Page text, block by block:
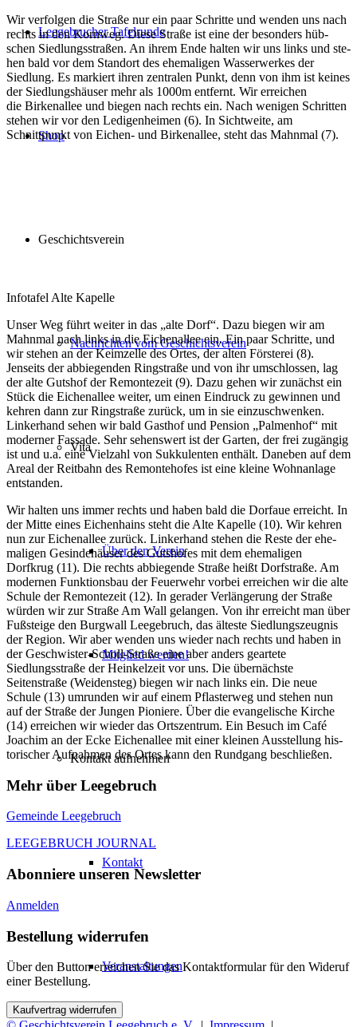
Leegebrucher Tafelrunde
Shop
Geschichtsverein
Nachrichten vom Geschichtsverein
Vita
Über den Verein
Mitglied werden!
Kontakt aufnehmen
Kontakt
Veranstaltungen
Wir ver­fol­gen die Straße nur ein paar Schritte und wen­den uns nach
rechts in den Kornweg. Diese Straße ist eine der beson­ders hüb­
schen Siedlungsstraßen. An ihrem Ende hal­ten wir uns links und ste­
hen bald vor dem Standort des ehe­ma­li­gen Wasserwerkes der
Siedlung. Es mar­kiert ihren zen­tra­len Punkt, denn von ihm ist kei­nes
der Siedlungshäuser mehr als 1000m ent­fernt. Wir errei­chen
die Birkenallee und bie­gen nach rechts ein. Nach weni­gen Schritten
ste­hen wir vor den Ledigenheimen (6). In Sichtweite, am
Schnittpunkt von Eichen- und Birkenallee, steht das Mahnmal (7).
Infotafel Alte Kapelle
Unser Weg führt wei­ter in das „alte Dorf“. Dazu bie­gen wir am
Mahnmal nach links in die Eichenallee ein. Ein paar Schritte, und
wir ste­hen an der Keimzelle des Ortes, der alten Försterei (8).
Jenseits der abbie­gen­den Ringstraße und von ihr umschlos­sen, lag
der alte Gutshof der Remontezeit (9). Dazu gehen wir zunächst ein
Stück die Eichenallee wei­ter, um einen Eindruck zu gewin­nen und
keh­ren dann zur Ringstraße zurück, um in sie ein­zu­schwen­ken.
Linkerhand sehen wir bald Gasthof und Pension „Palmenhof“ mit
moder­ner Fassade. Sehr sehens­wert ist der Garten, der frei zugän­gig
ist und u.a. eine Vielzahl von Sukkulenten ent­hält. Daneben auf dem
Areal der Reitbahn des Remontehofes ist eine klei­ne Wohnanlage
entstanden.
Wir hal­ten uns immer rechts und haben bald die Dorfaue erreicht. In
der Mitte eines Eichenhains steht die Alte Kapelle (10). Wir keh­ren
nun zur Eichenallee zurück. Linkerhand ste­hen die Reste der ehe­
ma­li­gen Gesindehäuser des Gutshofes mit dem ehe­ma­li­gen
Dorfkrug (11). Die rechts abbie­gen­de Straße heißt Dorfstraße. Am
moder­nen Funktionsbau der Feuerwehr vor­bei errei­chen wir die alte
Schule der Remontezeit (12). In gera­der Verlängerung der Straße
wür­den wir zur Straße Am Wall gelan­gen. Von ihr erreicht man über
Fußsteige den Burgwall Leegebruch, das ältes­te Siedlungszeugnis
der Region. Wir aber wen­den uns wie­der nach rechts und haben in
der Geschwister-Scholl-Straße eine aber anders gear­te­te
Siedlungsstraße der Heinkelzeit vor uns. Die über­nächs­te
Seitenstraße (Weidensteg) bie­gen wir nach links ein. Die neue
Schule (13) umrun­den wir auf einem Pflasterweg und ste­hen nun
auf der Straße der Jungen Pioniere. Über die evan­ge­li­sche Kirche
(14) errei­chen wir wie­der das Ortszentrum. Ein Besuch im Café
Joachim an der Ecke Eichenallee mit einer klei­nen Ausstellung his­
to­ri­scher Aufnahmen des Ortes kann den Rundgang beschließen.
Mehr über Leegebruch
Gemeinde Leegebruch
LEEGEBRUCH JOURNAL
Abonniere unseren Newsletter
Anmelden
Bestellung widerrufen
Über den Button erreichen Sie das Kontaktformular für den Wideruf
einer Bestellung.
Kaufvertrag widerrufen